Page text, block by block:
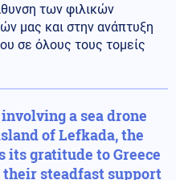
των φιλικών
μας και στην ανάπτυξη
σε όλους τους τομείς
a sea drone
of Lefkada, the
its gratitude to Greece
their steadfast support